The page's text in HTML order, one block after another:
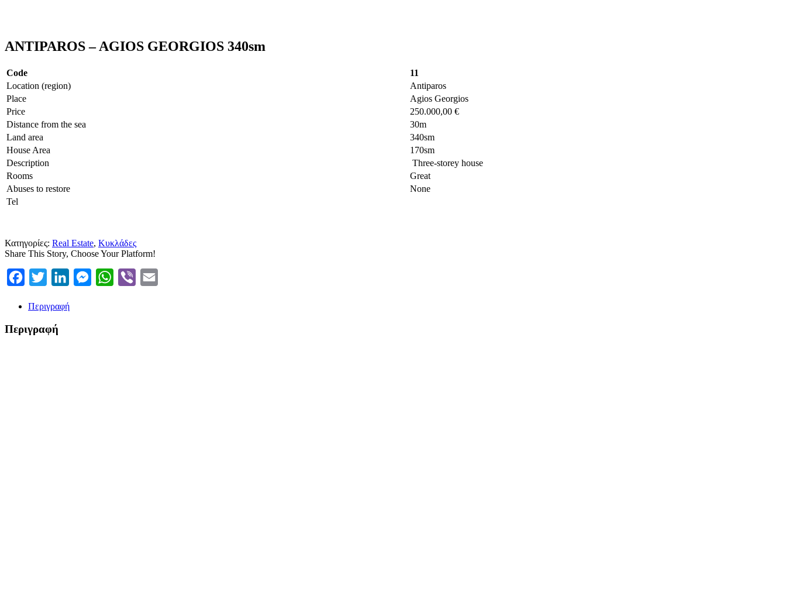
ANTIPAROS – AGIOS GEORGIOS 340sm
Code
11
Location (region)
Antiparos
Place
Agios Georgios
Price
250.000,00 €
Distance from the sea
30m
Land area
340sm
House Area
170sm
Description
Three-storey house
Rooms
Great
Abuses to restore
None
Tel
Κατηγορίες: Real Estate, Κυκλάδες
Share This Story, Choose Your Platform!
FacebookTwitter LinkedInMessengerWhatsApp
Viber
Περιγραφή
Περιγραφή